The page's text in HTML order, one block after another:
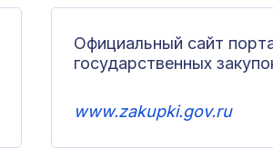
Официальный сайт
государственных
www.zakupki.gov.ru